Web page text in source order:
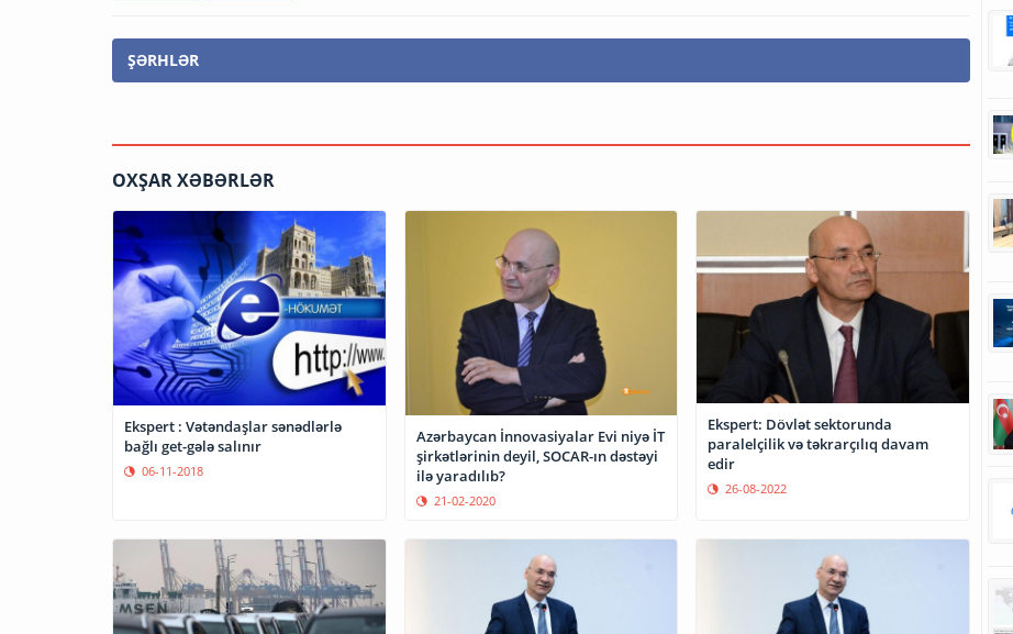
ŞƏRHLƏR
OXŞAR XƏBƏRLƏR
Ekspert : Vətəndaşlar sənədlərlə
bağlı get-gələ salınır
06-11-2018
Azərbaycan İnnovasiyalar Evi niyə İT
şirkətlərinin deyil, SOCAR-ın dəstəyi
ilə yaradılıb?
21-02-2020
Ekspert: Dövlət sektorunda
paralelçilik və təkrarçılıq davam
edir
26-08-2022